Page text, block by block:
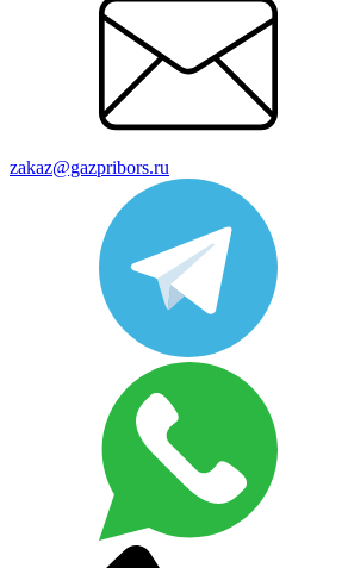
zakaz@gazpribors.ru